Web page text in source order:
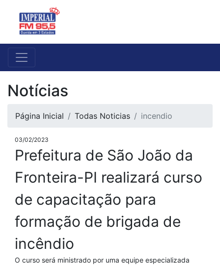
Notícias
Página Inicial Todas Noticias incendio
03/02/2023
Prefeitura de São João da
Fronteira-PI realizará curso
de capacitação para
formação de brigada de
incêndio
O curso será ministrado por uma equipe especializada